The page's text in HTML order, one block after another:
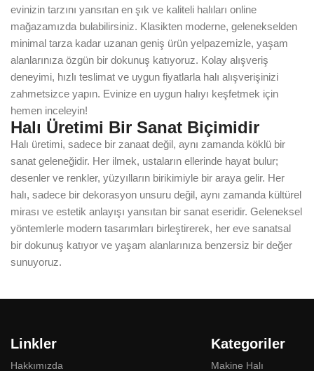
evinizin tarzını yansıtan en şık ve kaliteli halıları online
mağazamızda bulabilirsiniz. Klasikten moderne, gelenekselden
minimal tarza kadar uzanan geniş ürün yelpazemizle, yaşam
alanlarınıza özgün bir dokunuş katıyoruz. Kolay alışveriş
deneyimi, hızlı teslimat ve uygun fiyatlarla halı alışverişinizi
zahmetsizce yapın. Evinize en uygun halıyı keşfetmek için
hemen inceleyin!
Halı Üretimi Bir Sanat Biçimidir
Halı üretimi, sadece bir zanaat değil, aynı zamanda köklü bir
sanat geleneğidir. Her ilmek, ustaların ellerinde hayat bulur;
desenler ve renkler, yüzyılların birikimiyle bir araya gelir. Her
halı, sadece bir dekorasyon unsuru değil, aynı zamanda kültürel
mirası ve estetik anlayışı yansıtan bir sanat eseridir. Geleneksel
yöntemlerle modern tasarımları birleştirerek, her eve sanatsal
bir dokunuş katıyor ve yaşam alanlarınıza benzersiz bir değer
sunuyoruz.
Linkler
Hakkımızda
Kategoriler
Makine Halı